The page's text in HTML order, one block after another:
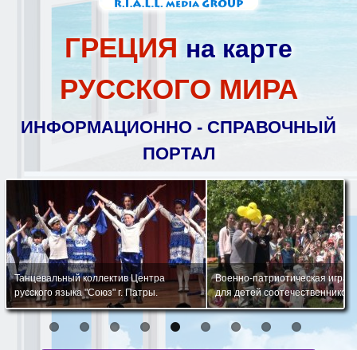
ГРЕЦИЯ на карте
РУССКОГО МИРА
ИНФОРМАЦИОННО - СПРАВОЧНЫЙ
ПОРТАЛ
Танцевальный коллектив Центра
русского языка "Союз" г. Патры.
Военно-патриотическая игра
для детей соотечественников